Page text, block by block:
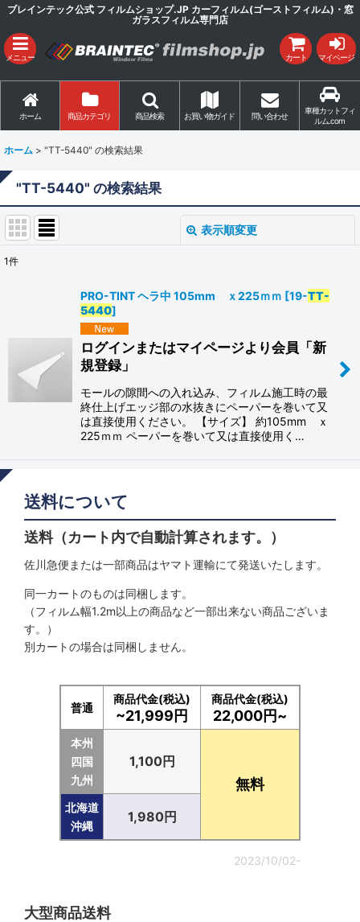
ブレインテック公式 フィルムショップ.JP カーフィルム(ゴーストフィルム)・窓
ガラスフィルム専門店
メニュー カート マイページ
ホーム 商品カテゴリ 商品検索 お買い物ガイド 問い合わせ
車種カットフィ
ルム.com
ホーム > "TT-5440" の検索結果
"TT-5440" の検索結果
表示順変更
並び順:
カテゴリ:
1件
PRO-TINT ヘラ中 105mm ｘ225ｍｍ [19-TT-
5440]
ログインまたはマイページより会員「新
規登録」
モールの隙間への入れ込み、フィルム施工時の最
終仕上げエッジ部の水抜きにペーパーを巻いて又
は直接使用ください。 【サイズ】 約105mm ｘ
225ｍｍ ペーパーを巻いて又は直接使用く…
送料について
送料（カート内で自動計算されます。）
佐川急便または一部商品はヤマト運輸にて発送いたします。
同一カートのものは同梱します。
（フィルム幅1.2m以上の商品など一部出来ない商品ございま
す。）
別カートの場合は同梱しません。
普通
商品代金(税込)
~21,999円
商品代金(税込)
22,000円~
本州
四国
九州
1,100円
無料
北海道
沖縄
1,980円
2023/10/02-
大型商品送料